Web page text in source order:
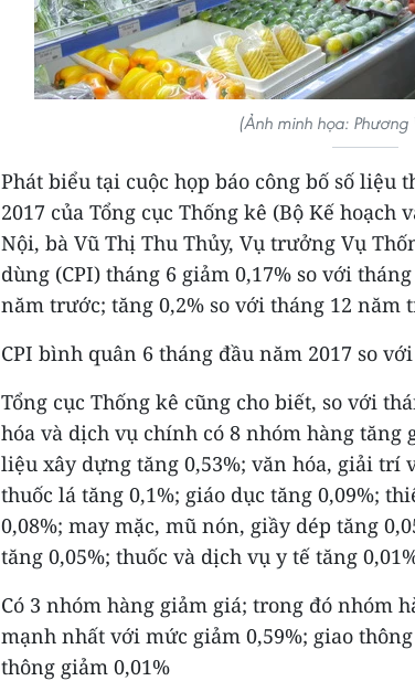
(Ảnh minh họa: Phương
Phát biểu tại cuộc họp báo công bố số liệu
2017 của Tổng cục Thống kê (Bộ Kế hoạch
Nội, bà Vũ Thị Thu Thủy, Vụ trưởng Vụ
dùng (CPI) tháng 6 giảm 0,17% so với
năm trước; tăng 0,2% so với tháng 12 năm
CPI bình quân 6 tháng đầu năm 2017 so
Tổng cục Thống kê cũng cho biết, so với
hóa và dịch vụ chính có 8 nhóm hàng tăng
liệu xây dựng tăng 0,53%; văn hóa, giải trí
thuốc lá tăng 0,1%; giáo dục tăng 0,09%;
0,08%; may mặc, mũ nón, giầy dép tăng
tăng 0,05%; thuốc và dịch vụ y tế tăng
Có 3 nhóm hàng giảm giá; trong đó nhóm
mạnh nhất với mức giảm 0,59%; giao
thông giảm 0,01%